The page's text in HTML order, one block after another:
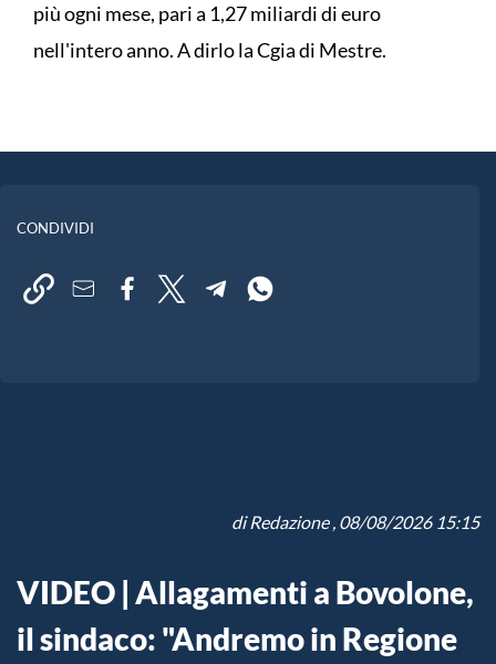
più ogni mese, pari a 1,27 miliardi di euro
nell'intero anno. A dirlo la Cgia di Mestre.
CONDIVIDI
diRedazione, 08/08/2026 15:15
VIDEO | Allagamenti a Bovolone,
il sindaco: "Andremo in Regione